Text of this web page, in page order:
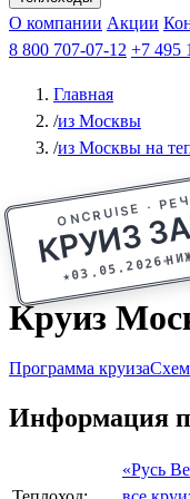
Афанасий Никитин
О компании Акции
8 800 707-07-12 +7 495
Главная
/из Москвы
/из Москвы на
ONCRUISE ·
КРУИЗ
★03.05.2026
Круиз
Программа круиза
Информация
«Русь